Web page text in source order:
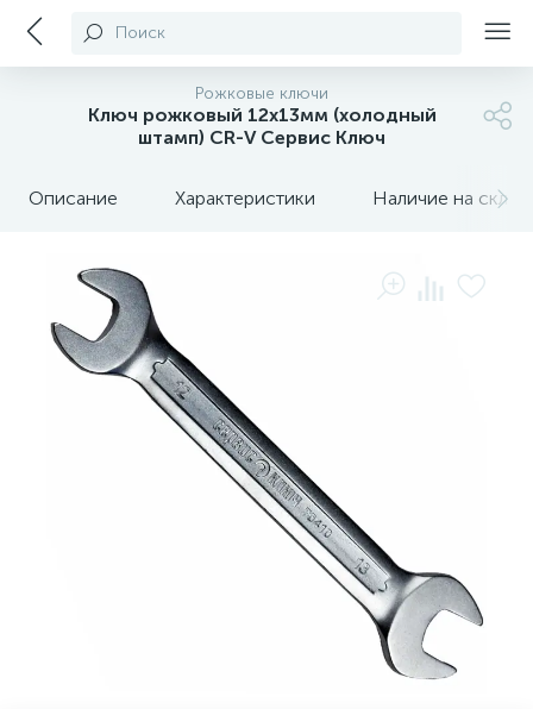
Поиск
Рожковые ключи
Ключ рожковый 12х13мм (холодный
штамп) CR-V Сервис Ключ
Описание Характеристики Наличие на